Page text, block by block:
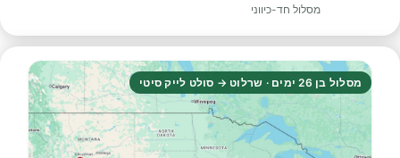
מסלול חד-כיווני
מסלול בן 26 ימים · שרלוט → סולט לייק סיטי